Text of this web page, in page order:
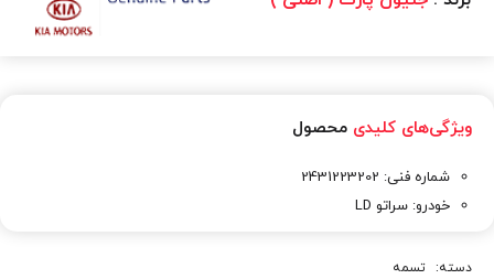
ویژگی‌های کلیدی محصول
شماره فنی: 2431223202
خودرو: سراتو LD
دسته: تسمه